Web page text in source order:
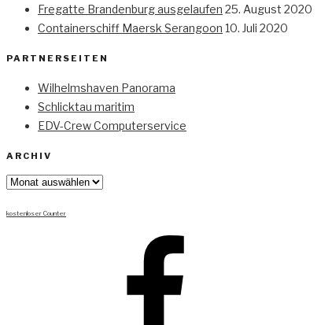
Fregatte Brandenburg ausgelaufen 25. August 2020
Containerschiff Maersk Serangoon 10. Juli 2020
PARTNERSEITEN
Wilhelmshaven Panorama
Schlicktau maritim
EDV-Crew Computerservice
ARCHIV
Archiv
kostenloser Counter